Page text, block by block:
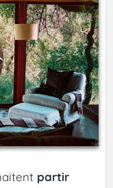
partir